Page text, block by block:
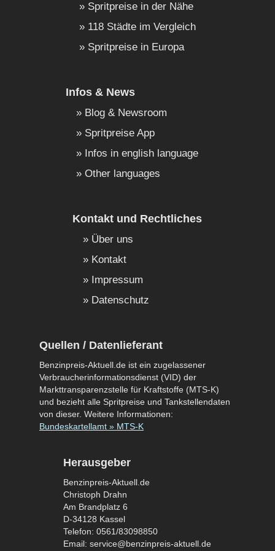
Spritpreise in der Nähe
118 Städte im Vergleich
Spritpreise in Europa
Infos & News
Blog & Newsroom
Spritpreise App
Infos in english language
Other languages
Kontakt und Rechtliches
Über uns
Kontakt
Impressum
Datenschutz
Quellen / Datenlieferant
Benzinpreis-Aktuell.de ist ein zugelassener
Verbraucherinformationsdienst (VID) der
Markttransparenzstelle für Kraftstoffe (MTS-K)
und bezieht alle Spritpreise und Tankstellendaten
von dieser. Weitere Informationen:
Bundeskartellamt » MTS-K
Herausgeber
Benzinpreis-Aktuell.de
Christoph Drahn
Am Brandplatz 6
D-34128 Kassel
Telefon: 0561/83098850
Email: service@benzinpreis-aktuell.de